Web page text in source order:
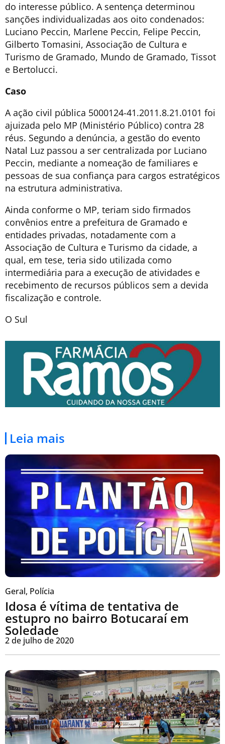
do interesse público. A sentença determinou
sanções individualizadas aos oito condenados:
Luciano Peccin, Marlene Peccin, Felipe Peccin,
Gilberto Tomasini, Associação de Cultura e
Turismo de Gramado, Mundo de Gramado, Tissot
e Bertolucci.
Caso
A ação civil pública 5000124-41.2011.8.21.0101 foi
ajuizada pelo MP (Ministério Público) contra 28
réus. Segundo a denúncia, a gestão do evento
Natal Luz passou a ser centralizada por Luciano
Peccin, mediante a nomeação de familiares e
pessoas de sua confiança para cargos estratégicos
na estrutura administrativa.
Ainda conforme o MP, teriam sido firmados
convênios entre a prefeitura de Gramado e
entidades privadas, notadamente com a
Associação de Cultura e Turismo da cidade, a
qual, em tese, teria sido utilizada como
intermediária para a execução de atividades e
recebimento de recursos públicos sem a devida
fiscalização e controle.
O Sul
Leia mais
Geral, Polícia
Idosa é vítima de tentativa de
estupro no bairro Botucaraí em
Soledade
2 de julho de 2020